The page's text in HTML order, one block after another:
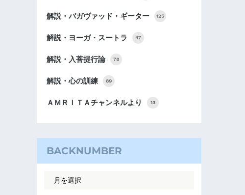
解説・バガヴァッド・ギーター 125
解説・ヨーガ・スートラ 47
解説・入菩提行論 78
解説・心の訓練 89
ＡＭＲＩＴＡチャンネルより 13
BACKNUMBER